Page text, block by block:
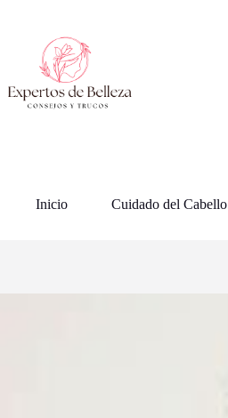
contenido
Inicio Cuidado del Cabello